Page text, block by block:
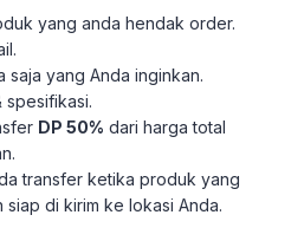
yang anda hendak order.
saja yang Anda inginkan.
spesifikasi.
DP 50% dari harga total
transfer ketika produk yang
di kirim ke lokasi Anda.